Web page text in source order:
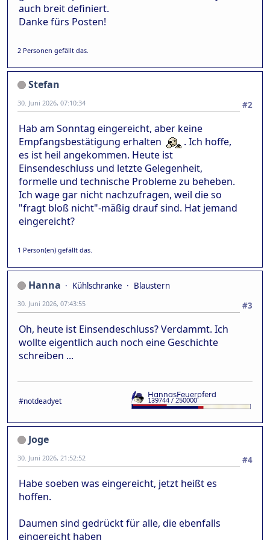
auch breit definiert.
Danke fürs Posten!
2 Personen gefällt das.
Stefan
#2
30. Juni 2026, 07:10:34
Hab am Sonntag eingereicht, aber keine
Empfangsbestätigung erhalten
. Ich hoffe,
es ist heil angekommen. Heute ist
Einsendeschluss und letzte Gelegenheit,
formelle und technische Probleme zu beheben.
Ich wage gar nicht nachzufragen, weil die so
"fragt bloß nicht"-mäßig drauf sind. Hat jemand
eingereicht?
1 Person(en) gefällt das.
Hanna Kühlschranke
Blaustern
#3
30. Juni 2026, 07:43:55
Oh, heute ist Einsendeschluss? Verdammt. Ich
wollte eigentlich auch noch eine Geschichte
schreiben ...
#notdeadyet
Joge
#4
30. Juni 2026, 21:52:52
Habe soeben was eingereicht, jetzt heißt es
hoffen.
Daumen sind gedrückt für alle, die ebenfalls
eingereicht haben